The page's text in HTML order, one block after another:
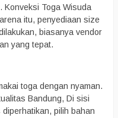
Konveksi Toga Wisuda
itu, penyediaan size
biasanya vendor
yang tepat.
toga dengan nyaman.
Bandung, Di sisi
pilih bahan